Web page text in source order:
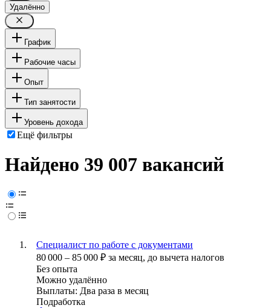
Удалённо
График
Рабочие часы
Опыт
Тип занятости
Уровень дохода
Ещё фильтры
Найдено 39 007 вакансий
Специалист по работе с документами
80 000 – 85 000 ₽ за месяц, до вычета налогов
Без опыта
Можно удалённо
Выплаты: Два раза в месяц
Подработка